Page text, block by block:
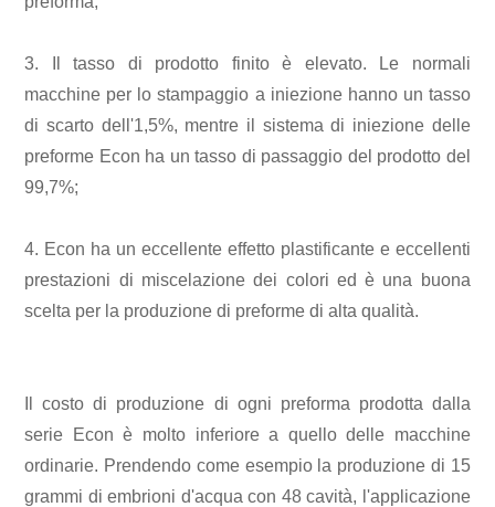
3. Il tasso di prodotto finito è elevato. Le normali
macchine per lo stampaggio a iniezione hanno un tasso
di scarto dell'1,5%, mentre il sistema di iniezione delle
preforme Econ ha un tasso di passaggio del prodotto del
99,7%;
4. Econ ha un eccellente effetto plastificante e eccellenti
prestazioni di miscelazione dei colori ed è una buona
scelta per la produzione di preforme di alta qualità.
Il costo di produzione di ogni preforma prodotta dalla
serie Econ è molto inferiore a quello delle macchine
ordinarie. Prendendo come esempio la produzione di 15
grammi di embrioni d'acqua con 48 cavità, l'applicazione